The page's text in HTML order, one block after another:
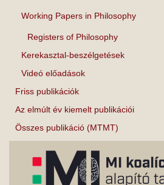
Working Papers in Philosophy
Registers of Philosophy
Kerekasztal-beszélgetések
Videó előadások
Friss publikációk
Az elmúlt év kiemelt publikációi
Összes publikáció (MTMT)